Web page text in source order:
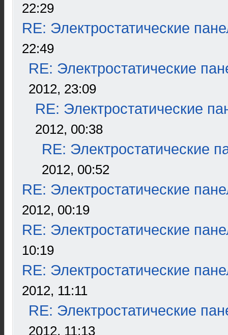
22:29
RE: Электростатические
22:49
RE: Электростатические
2012, 23:09
RE: Электростатические
2012, 00:38
RE: Электростатические
2012, 00:52
RE: Электростатические
2012, 00:19
RE: Электростатические
10:19
RE: Электростатические
2012, 11:11
RE: Электростатические
2012, 11:13